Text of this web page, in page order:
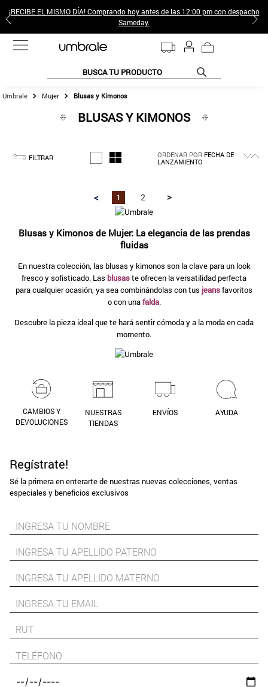
¡RECIBE EL MISMO DÍA! Comprando hoy antes de las 12:00 pm con despacho
Sameday.
BUSCA TU PRODUCTO
Mujer Blusas y Kimonos
BLUSAS Y KIMONOS
FILTRAR ORDENAR POR FECHA DE
LANZAMIENTO
< 1 2 >
Blusas y Kimonos de Mujer: La elegancia de las prendas
fluidas
En nuestra colección, las blusas y kimonos son la clave para un look
fresco y sofisticado. Las blusaste ofrecen la versatilidad perfecta
para cualquier ocasión, ya sea combinándolas con tus jeansfavoritos
o con unafalda.
Descubre la pieza ideal que te hará sentir cómoda y a la moda en cada
momento.
CAMBIOS Y
DEVOLUCIONES
NUESTRAS
TIENDAS
ENVÍOS AYUDA
Regístrate!
Sé la primera en enterarte de nuestras nuevas colecciones, ventas
especiales y beneficios exclusivos
TÉRMINOS MÁS BUSCADOS
jeans pantalones
3.
sweter
poleras mujer
cafe
8.
collar
9.
aros